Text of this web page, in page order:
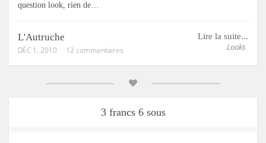
question look, rien de…
Lire la suite...
Looks
L'Autruche
DÉC 1, 2010 12 commentaires
3 francs 6 sous